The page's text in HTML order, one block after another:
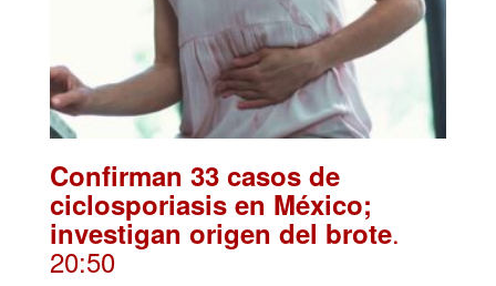
Confirman 33 casos de
ciclosporiasis en México;
investigan origen del brote.
20:50